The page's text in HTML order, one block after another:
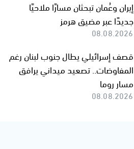
إيران وعُمان تبحثان مسارًا ملاحيًا
جديدًا عبر مضيق هرمز
08.08.2026
قصف إسرائيلي يطال جنوب لبنان رغم
المفاوضات.. تصعيد ميداني يرافق
مسار روما
08.08.2026